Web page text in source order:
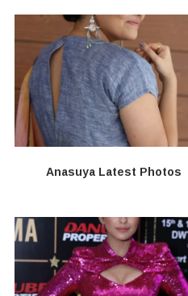
Anasuya Latest Photos